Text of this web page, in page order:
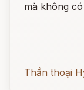
mà không
Thần thoại